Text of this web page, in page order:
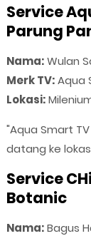
Service
Parung
Nama:Wulan
Merk TV:Aqua
Lokasi:
"Aqua Smart
datang ke
Service
Botanic
Nama:Bagus